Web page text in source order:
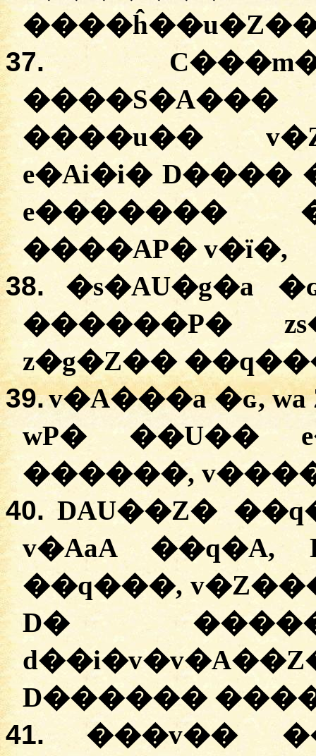
�
37.
����S�A���
����u��
e�Ai�i� D����
e�������
����AP� v�ï�,
38.
�s�AU�g�a
������P�
z�g�Z���
39.v�A���a�ɢ,wa
wP���U��
������,
40. DAU��Z� �
v�AaA��q�A,
��q���,
D�
D�������
41.
���v��